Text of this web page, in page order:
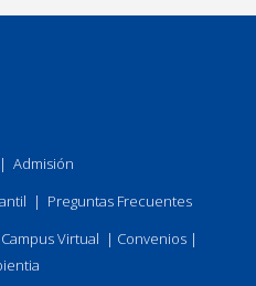
| Admisión
| Preguntas Frecuentes
Campus Virtual | Convenios|